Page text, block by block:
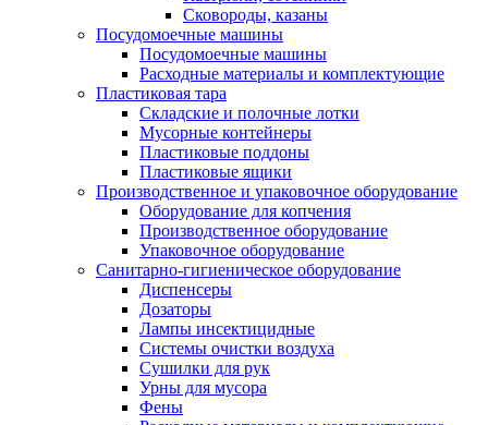
Сковороды, казаны
Посудомоечные машины
Посудомоечные машины
Расходные материалы и комплектующие
Пластиковая тара
Складские и полочные лотки
Мусорные контейнеры
Пластиковые поддоны
Пластиковые ящики
Производственное и упаковочное оборудование
Оборудование для копчения
Производственное оборудование
Упаковочное оборудование
Санитарно-гигиеническое оборудование
Диспенсеры
Дозаторы
Лампы инсектицидные
Системы очистки воздуха
Сушилки для рук
Урны для мусора
Фены